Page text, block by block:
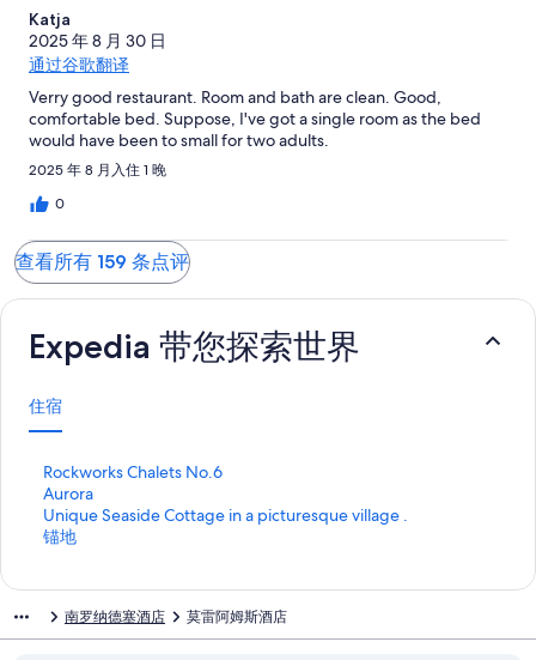
Katja
2025 年 8 月 30 日
通过谷歌翻译
Verry good restaurant. Room and bath are clean. Good,
comfortable bed. Suppose, I've got a single room as the bed
would have been to small for two adults.
2025 年 8 月入住 1 晚
0
查看所有 159 条点评
Expedia 带您探索世界
住宿
Rockworks Chalets No.6
打
开
R
o
o
r
Aurora
打
开
A
a
Unique Seaside Cottage in a picturesque village .
打
开
q
u
锚地
打
页
面
南罗纳德塞酒店 莫雷阿姆斯酒店